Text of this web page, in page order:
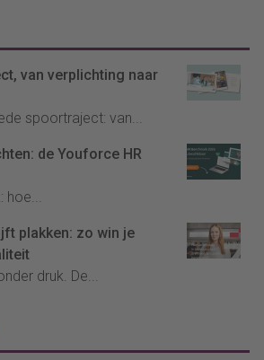
van verplichting naar
spoortraject: van...
de Youforce HR
hoe...
plakken: zo win je
druk. De...